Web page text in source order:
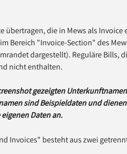
übertragen, die in Mews als
Bereich "Invoice-Section" des
dargestellt). Reguläre Bills,
nicht enthalten.
gezeigten
sind Beispieldaten und
Daten an.
Invoices" besteht aus zwei